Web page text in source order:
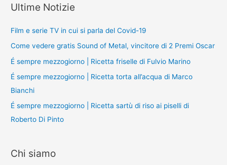
Ultime Notizie
Film e serie TV in cui si parla del Covid-19
Come vedere gratis Sound of Metal, vincitore di 2 Premi Oscar
É sempre mezzogiorno | Ricetta friselle di Fulvio Marino
É sempre mezzogiorno | Ricetta torta all’acqua di Marco
Bianchi
É sempre mezzogiorno | Ricetta sartù di riso ai piselli di
Roberto Di Pinto
Chi siamo